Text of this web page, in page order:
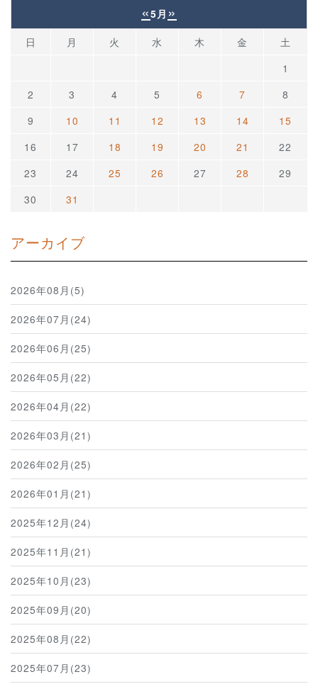
«5月 »
日 月 火 水 木 金
土
1
2
3 4 5 6 7
8
9
10 11 12 13 14
15
16
17 18 19 20 21
22
23
24 25 26 27 28
29
30
31
アーカイブ
2026年08月(5)
2026年07月(24)
2026年06月(25)
2026年05月(22)
2026年04月(22)
2026年03月(21)
2026年02月(25)
2026年01月(21)
2025年12月(24)
2025年11月(21)
2025年10月(23)
2025年09月(20)
2025年08月(22)
2025年07月(23)